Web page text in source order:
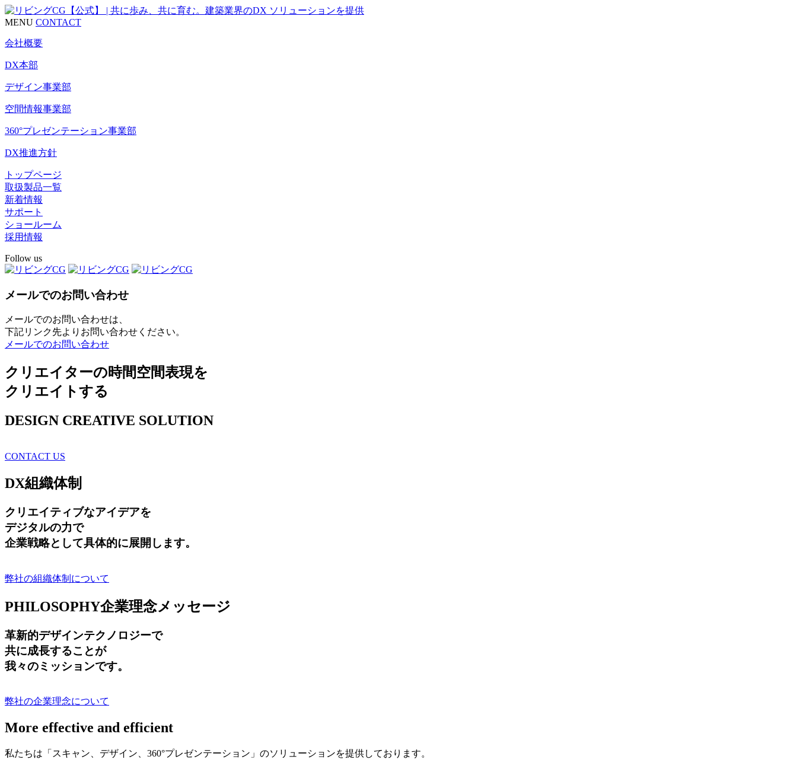
MENU CONTACT
会社概要
DX本部
デザイン事業部
空間情報事業部
360°プレゼンテーション事業部
DX推進方針
トップページ
取扱製品一覧
新着情報
サポート
ショールーム
採用情報
Follow us
メールでのお問い合わせ
メールでのお問い合わせは、
下記リンク先よりお問い合わせください。
メールでのお問い合わせ
クリエイターの時間空間表現を
クリエイトする
DESIGN CREATIVE SOLUTION
CONTACT US
DX組織体制
クリエイティブなアイデアを
デジタルの力で
企業戦略として具体的に展開します。
弊社の組織体制について
PHILOSOPHY企業理念メッセージ
革新的デザインテクノロジーで
共に成長することが
我々のミッションです。
弊社の企業理念について
More effective and efficient
私たちは「スキャン、デザイン、360°プレゼンテーション」のソリューションを提供しております。